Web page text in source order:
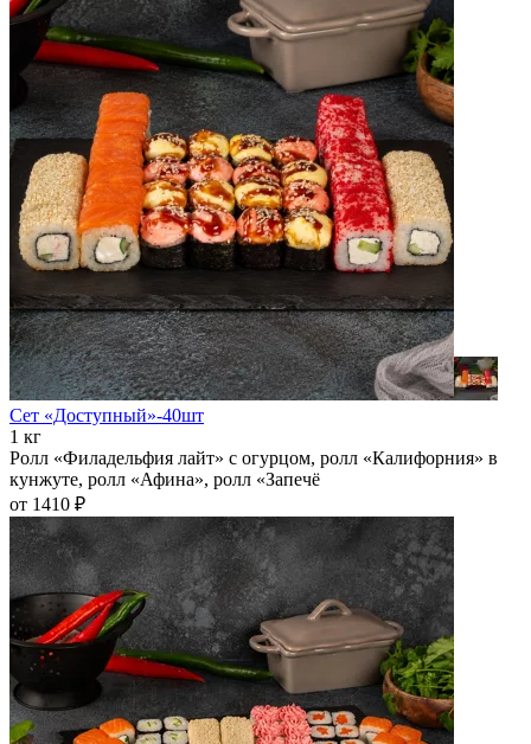
Сет «Доступный»-40шт
1 кг
Ролл «Филадельфия лайт» с огурцом, ролл «Калифорния» в
кунжуте, ролл «Афина», ролл «Запечё
от 1410 ₽